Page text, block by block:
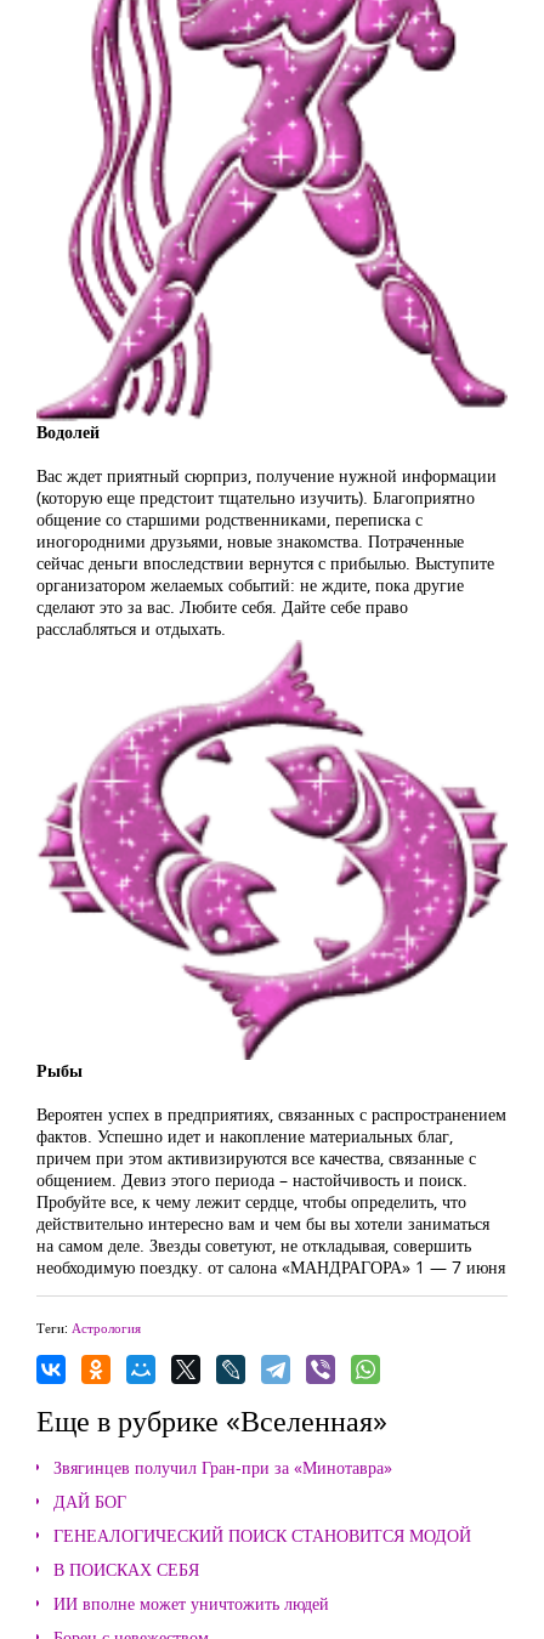
Водолей
Вас ждет приятный сюрприз, получение нужной информации
(которую еще предстоит тщательно изучить). Благоприятно
общение со старшими родственниками, переписка с
иногородними друзьями, новые знакомства. Потраченные
сейчас деньги впоследствии вернутся с прибылью. Выступите
организатором желаемых событий: не ждите, пока другие
сделают это за вас. Любите себя. Дайте себе право
расслабляться и отдыхать.
Рыбы
Вероятен успех в предприятиях, связанных с распространением
фактов. Успешно идет и накопление материальных благ,
причем при этом активизируются все качества, связанные с
общением. Девиз этого периода – настойчивость и поиск.
Пробуйте все, к чему лежит сердце, чтобы определить, что
действительно интересно вам и чем бы вы хотели заниматься
на самом деле. Звезды советуют, не откладывая, совершить
необходимую поездку. от салона «МАНДРАГОРА» 1 — 7 июня
Теги: Астрология
Еще в рубрике «Вселенная»
Звягинцев получил Гран-при за «Минотавра»
ДАЙ БОГ
ГЕНЕАЛОГИЧЕСКИЙ ПОИСК СТАНОВИТСЯ МОДОЙ
В ПОИСКАХ СЕБЯ
ИИ вполне может уничтожить людей